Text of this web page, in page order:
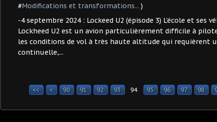
#Modifications et transformations... )
-4 septembre 2024 : Lockeed U2 (épisode 3) L'école et ses
Lockheed U2 est un avion particulièrement difficile à
les conditions de vol à très haute altitude qui requièrent
continuelle,...
<< < 10
20
30
40
50
60
70
80
90 91 92 93 94 95 96 97 98